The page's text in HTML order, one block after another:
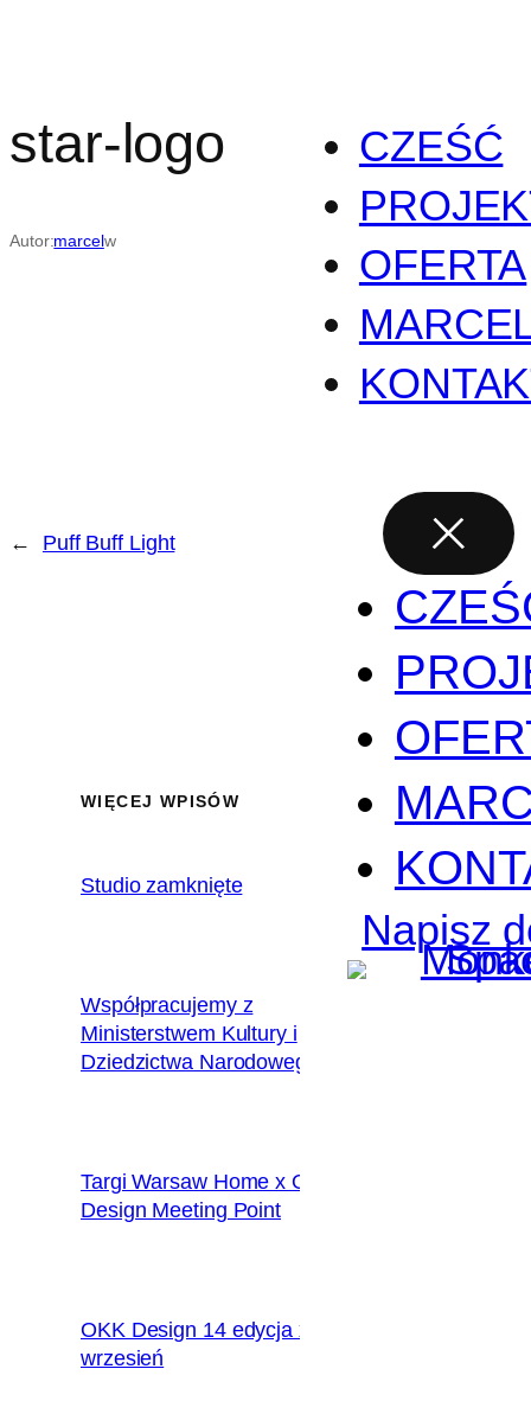
CZEŚĆ
OFERTA
Napisz
star-logo
Autor:marcelw
← Puff Buff Light
WIĘCEJ WPISÓW
Studio zamknięte 2020.02.17
Współpracujemy z
Ministerstwem Kultury i
Dziedzictwa Narodowego
Targi Warsaw Home x OKK
Design Meeting Point
OKK Design 14 edycja x
wrzesień